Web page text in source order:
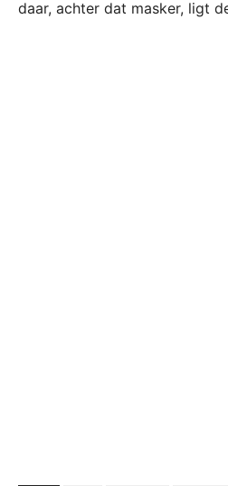
daar, achter dat masker, ligt